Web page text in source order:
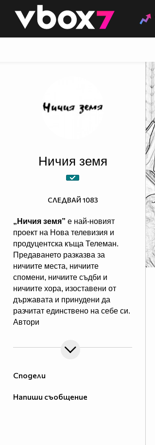
👾
Сподели
Напиши съобщение
Ничия земя
„Ничия земя” е най-новият
проект на Нова телевизия и
продуцентска къща Телеман.
Предаването разказва за
ничиите места, ничиите
спомени, ничиите съдби и
ничиите хора, изоставени от
държавата и принудени да
разчитат единствено на себе си.
Автори
Даниела Тренчева и Елена
Чопакова, „виновна” за
Dikoff. Всяка събота те ще ни
да станат необикновени.
СЛЕДВАЙ 1083